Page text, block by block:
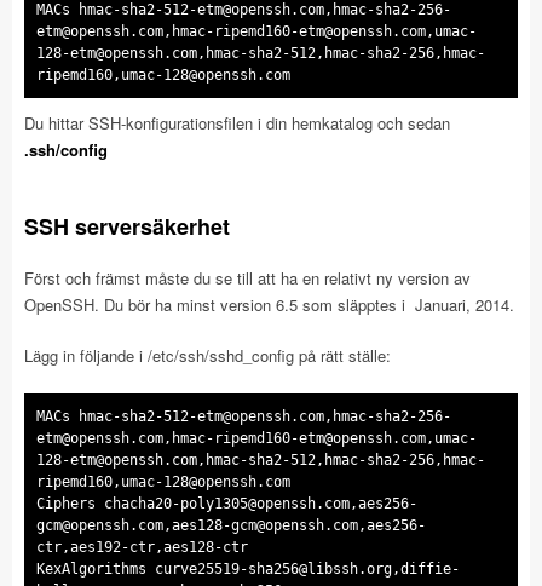
MACs
hmac-sha2-512-etm@openssh.com, hmac-sha2-256-
etm@openssh.com, hmac-ripemd160-etm@openssh.com, umac-
128-etm@openssh.com,hmac-sha2-512,hmac-sha2-256,hmac-
ripemd160, umac-128@openssh.com
Du hittar SSH-konfigurationsfilen i din hemkatalog och sedan
.ssh/config
SSH serversäkerhet
Först och främst måste du se till att ha en relativt ny version av
OpenSSH. Du bör ha minst version 6.5 som släpptes i Januari, 2014.
Lägg in följande i /etc/ssh/sshd_config på rätt ställe:
MACs hmac-sha2-512-etm@openssh.com, hmac-sha2-256-
etm@openssh.com, hmac-ripemd160-etm@openssh.com, umac-
128-etm@openssh.com,hmac-sha2-512,hmac-sha2-256,hmac-
ripemd160, umac-128@openssh.com
Ciphers chacha20-poly1305@openssh.com,aes256-
gcm@openssh.com,aes128-gcm@openssh.com,aes256-
KexAlgorithms curve25519-sha256@libssh.org,diffie-